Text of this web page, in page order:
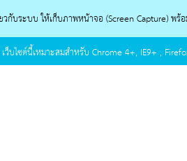
กับระบบ ให้เก็บภาพหน้าจอ (Screen Capture) พ
เว็บไซต์นี้เหมาะสมสำหรับ Chrome 4+, IE9+ ,